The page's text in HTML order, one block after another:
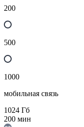
200
500
1000
мобильная связь
1024 Гб
200 мин